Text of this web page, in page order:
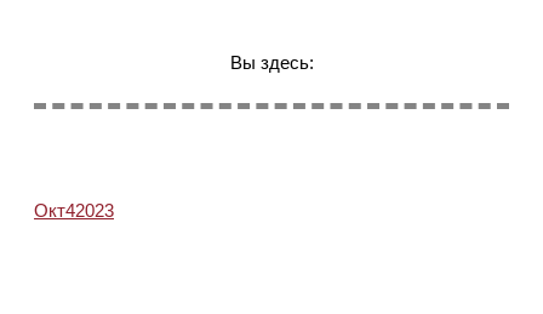
Вы здесь:
Окт42023